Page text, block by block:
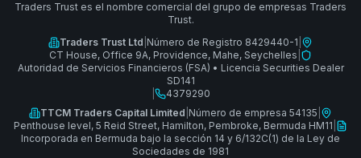
Traders Trust es el nombre comercial del grupo de empresas Traders
Trust.
Traders Trust Ltd Número de Registro 8429440-1
CT House, Office 9A, Providence, Mahe, Seychelles
Autoridad de Servicios Financieros (FSA) • Licencia Securities Dealer
SD141
4379290
TTCM Traders Capital Limited Número de empresa 54135
Penthouse level, 5 Reid Street, Hamilton, Pembroke, Bermuda HM11
Incorporada en Bermuda bajo la sección 14 y 6/132C(1) de la Ley de
Sociedades de 1981